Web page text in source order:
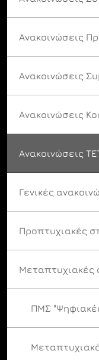
Ανακοινώσεις
Ανακοινώσεις
Ανακοινώσεις
Ανακοινώσεις
Γενικές
Προπτυχιακές
Μεταπτυχιακές
ΠΜΣ